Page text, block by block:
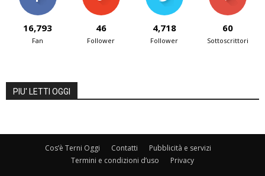
16,793
Fan
46
Follower
4,718
Follower
60
Sottoscrittori
PIU' LETTI OGGI
Cos’è Terni Oggi Contatti
Pubblicità e servizi
Termini e condizioni d’uso
Privacy